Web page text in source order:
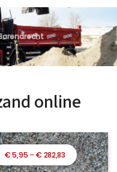
online
€5,95–€ 282,83Prijsklasse:
€ 5,95